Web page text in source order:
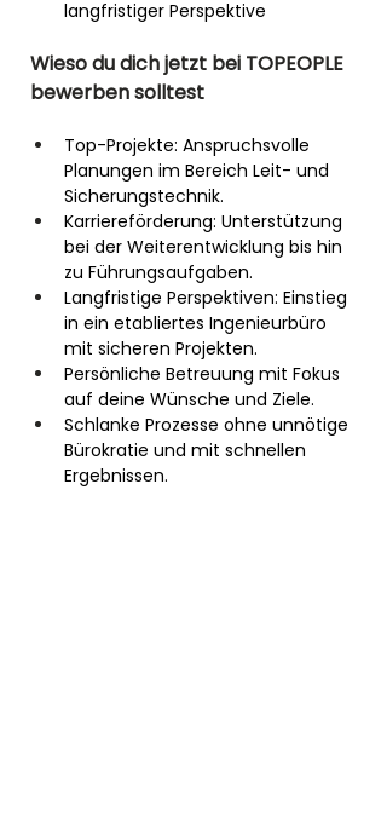
langfristiger Perspektive
Wieso du dich jetzt bei TOPEOPLE
bewerben solltest
Top-Projekte: Anspruchsvolle
Planungen im Bereich Leit- und
Sicherungstechnik.
Karriereförderung: Unterstützung
bei der Weiterentwicklung bis hin
zu Führungsaufgaben.
Langfristige Perspektiven: Einstieg
in ein etabliertes Ingenieurbüro
mit sicheren Projekten.
Persönliche Betreuung mit Fokus
auf deine Wünsche und Ziele.
Schlanke Prozesse ohne unnötige
Bürokratie und mit schnellen
Ergebnissen.